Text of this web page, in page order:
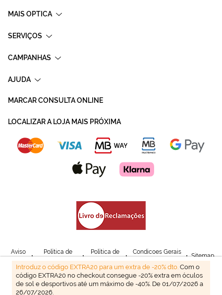
Introduz o código EXTRA20 para um extra de -20% dto. Com o
código EXTRA20 no checkout consegue -20% extra em óculos
de sol e desportivos até um máximo de -40%. De 01/07/2026 a
26/07/2026.
MAIS OPTICA
SERVIÇOS
CAMPANHAS
AJUDA
MARCAR CONSULTA ONLINE
LOCALIZAR A LOJA MAIS PRÓXIMA
Aviso
Legal
Política de
Privacidade
Política de
Cookies
Condicoes Gerais
de Venda
Sitemap
© Mais Optica. 2026